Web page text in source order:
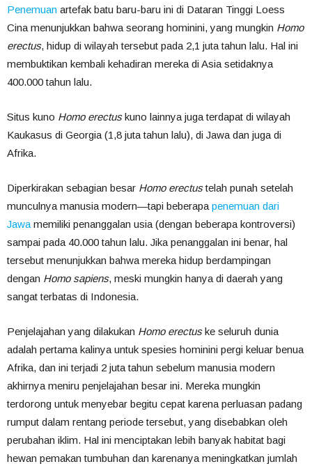
Penemuan artefak batu baru-baru ini di Dataran Tinggi Loess
Cina menunjukkan bahwa seorang hominini, yang mungkin Homo
erectus, hidup di wilayah tersebut pada 2,1 juta tahun lalu. Hal ini
membuktikan kembali kehadiran mereka di Asia setidaknya
400.000 tahun lalu.
Situs kuno Homo erectuskuno lainnya juga terdapat di wilayah
Kaukasus di Georgia (1,8 juta tahun lalu), di Jawa dan juga di
Afrika.
Diperkirakan sebagian besar Homo erectustelah punah setelah
munculnya manusia modern—tapi beberapa penemuan dari
Jawa memiliki penanggalan usia (dengan beberapa kontroversi)
sampai pada 40.000 tahun lalu. Jika penanggalan ini benar, hal
tersebut menunjukkan bahwa mereka hidup berdampingan
dengan Homo sapiens, meski mungkin hanya di daerah yang
sangat terbatas di Indonesia.
Penjelajahan yang dilakukan Homo erectuske seluruh dunia
adalah pertama kalinya untuk spesies hominini pergi keluar benua
Afrika, dan ini terjadi 2 juta tahun sebelum manusia modern
akhirnya meniru penjelajahan besar ini. Mereka mungkin
terdorong untuk menyebar begitu cepat karena perluasan padang
rumput dalam rentang periode tersebut, yang disebabkan oleh
perubahan iklim. Hal ini menciptakan lebih banyak habitat bagi
hewan pemakan tumbuhan dan karenanya meningkatkan jumlah